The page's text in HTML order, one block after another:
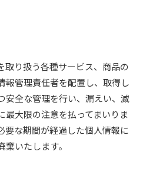
取り扱う各種サービス、商品の
報管理責任者を配置し、取得し
安全な管理を行い、漏えい、滅
最大限の注意を払ってまいりま
要な期間が経過した個人情報に
いたします。